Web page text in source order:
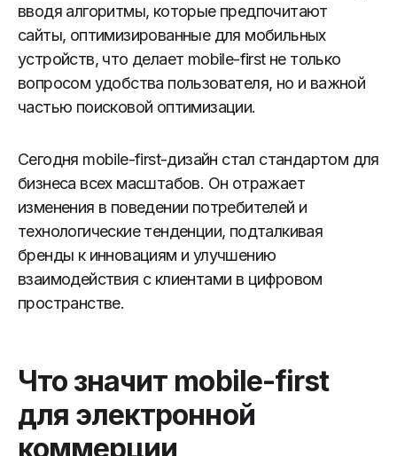
вводя алгоритмы, которые предпочитают
сайты, оптимизированные для мобильных
устройств, что делает mobile-first не только
вопросом удобства пользователя, но и важной
частью поисковой оптимизации.
Сегодня mobile-first-дизайн стал стандартом для
бизнеса всех масштабов. Он отражает
изменения в поведении потребителей и
технологические тенденции, подталкивая
бренды к инновациям и улучшению
взаимодействия с клиентами в цифровом
пространстве.
Что значит mobile-first
для электронной
коммерции